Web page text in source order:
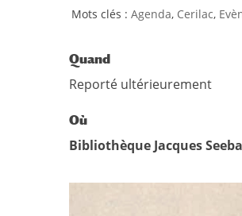
Agenda, Cerilac,
Quand
Reporté ultérieurement
Où
Bibliothèque Jacques